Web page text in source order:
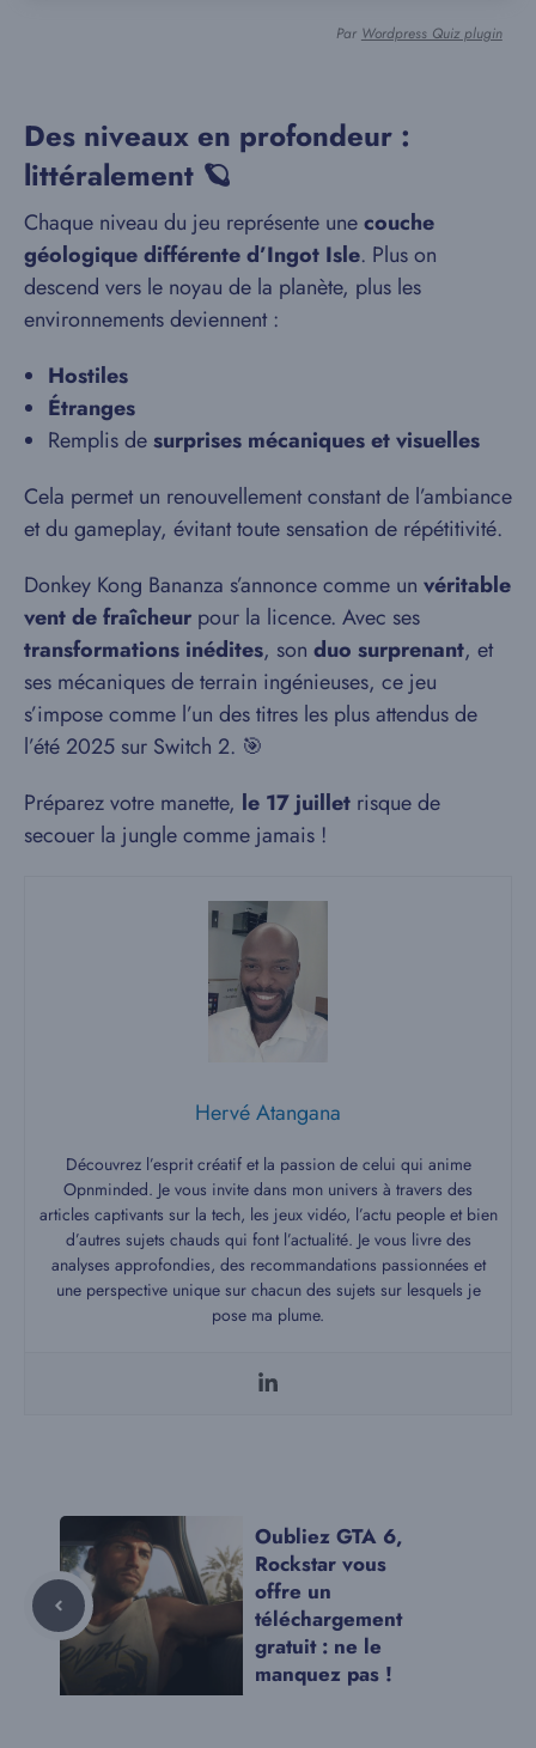
Par Wordpress Quiz plugin
Des niveaux en profondeur :
littéralement 🪐
Chaque niveau du jeu représente unecouche
géologique différente d’Ingot Isle. Plus on
descend vers le noyau de la planète, plus les
environnements deviennent :
Hostiles
Étranges
Remplis desurprises mécaniques et visuelles
Cela permet un renouvellement constant de l’ambiance
et du gameplay, évitant toute sensation de répétitivité.
Donkey Kong Bananza s’annonce comme un véritable
vent de fraîcheur pour la licence. Avec ses
transformations inédites, son duo surprenant, et
ses mécaniques de terrain ingénieuses, ce jeu
s’impose comme l’un des titres les plus attendus de
l’été 2025 sur Switch 2. 🎯
Préparez votre manette, le 17 juillet risque de
secouer la jungle comme jamais !
Hervé Atangana
Découvrez l’esprit créatif et la passion de celui qui anime
Opnminded. Je vous invite dans mon univers à travers des
articles captivants sur la tech, les jeux vidéo, l’actu people et bien
d’autres sujets chauds qui font l’actualité. Je vous livre des
analyses approfondies, des recommandations passionnées et
une perspective unique sur chacun des sujets sur lesquels je
pose ma plume.
Oubliez GTA 6,
Rockstar vous
offre un
téléchargement
gratuit : ne le
manquez pas !